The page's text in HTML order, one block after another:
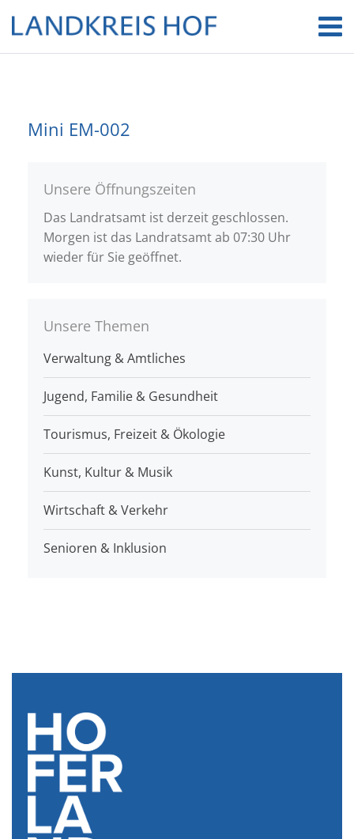
Mini EM-002
Unsere Öffnungszeiten
Das Landratsamt ist derzeit geschlossen.
Morgen ist das Landratsamt ab 07:30 Uhr
wieder für Sie geöffnet.
Unsere Themen
Verwaltung & Amtliches
Jugend, Familie & Gesundheit
Tourismus, Freizeit & Ökologie
Kunst, Kultur & Musik
Wirtschaft & Verkehr
Senioren & Inklusion